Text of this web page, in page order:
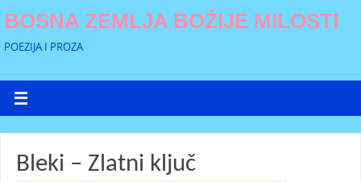
BOSNA ZEMLJA BOŽIJE MILOSTI
POEZIJA I PROZA
Bleki – Zlatni ključ